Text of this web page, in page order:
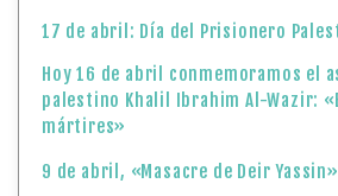
17 de abril: Día del Prisionero
Hoy 16 de abril conmemoramos el
palestino Khalil Ibrahim Al-Wazir:
mártires»
9 de abril, «Masacre de Deir Yassin»